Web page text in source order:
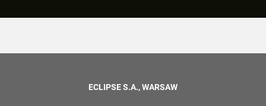
ECLIPSE S.A., WARSAW